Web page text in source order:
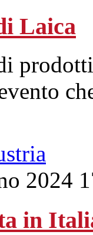
Laica
2024
in